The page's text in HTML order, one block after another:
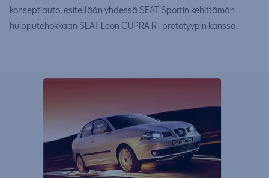
konseptiauto, esitellään yhdessä SEAT Sportin kehittämän
huipputehokkaan SEAT Leon CUPRA R -prototyypin kanssa.